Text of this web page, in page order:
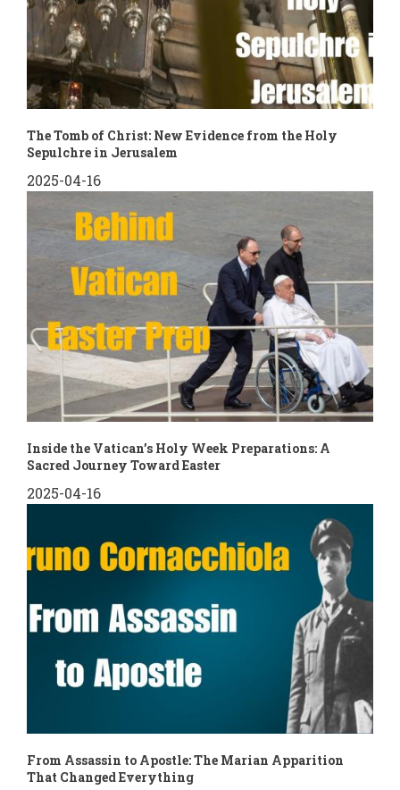
The Tomb of Christ: New Evidence from the Holy
Sepulchre in Jerusalem
2025-04-16
Inside the Vatican’s Holy Week Preparations: A
Sacred Journey Toward Easter
2025-04-16
From Assassin to Apostle: The Marian Apparition
That Changed Everything